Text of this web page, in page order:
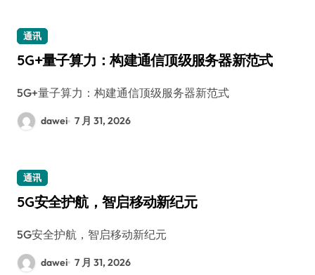
通讯
5G+量子算力：构建通信顶级服务器新范式
5G+量子算力：构建通信顶级服务器新范式
dawei 7 月 31, 2026
通讯
5G安全护航，智启移动新纪元
5G安全护航，智启移动新纪元
dawei 7 月 31, 2026